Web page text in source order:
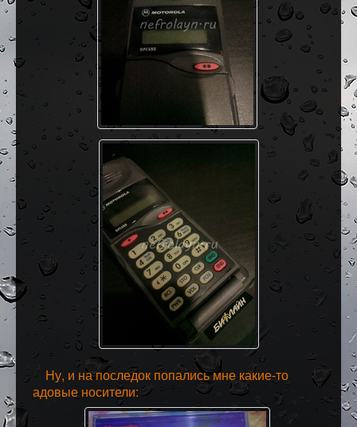
Ну, и на последок попались мне какие-то
адовые носители: